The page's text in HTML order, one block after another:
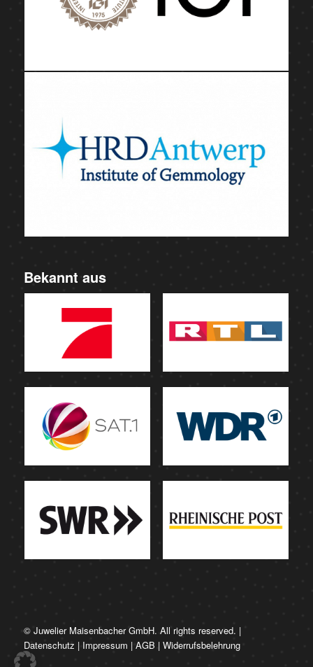
Bekannt aus
© Juwelier Maisenbacher GmbH. All rights reserved. |
Datenschutz | Impressum | AGB | Widerrufsbelehrung